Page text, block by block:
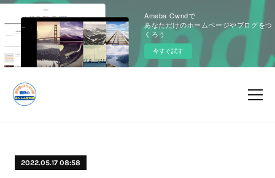
Ameba Owndで
あなただけのホームページやブログをつ
くろう
今すぐ試す
2022.05.17 08:58